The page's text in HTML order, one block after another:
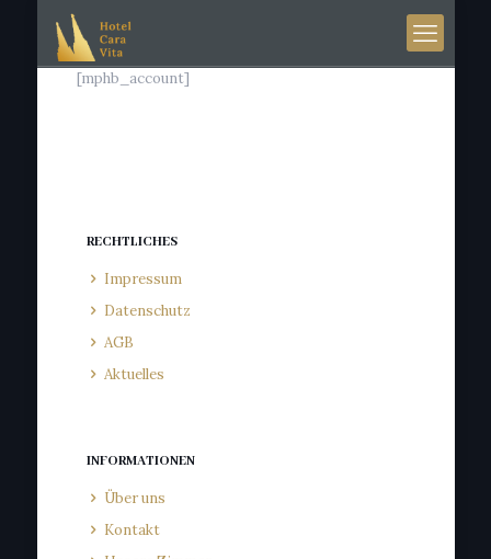
[mphb_account]
RECHTLICHES
Impressum
Datenschutz
AGB
Aktuelles
INFORMATIONEN
Über uns
Kontakt